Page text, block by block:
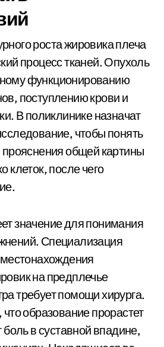
роста жировика плеча
процесс тканей. Опухоль
функционированию
поступлению крови и
В поликлинике назначат
чтобы понять
общей картины
клеток, после чего
значение для понимания
Специализация
на предплечье
требует помощи хирурга.
образование прорастет
боль в суставной впадине,